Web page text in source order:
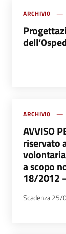
ARCHIVIO
ARCHIVIO
AVVISO
riservato
a scopo
18/2012
Scadenza